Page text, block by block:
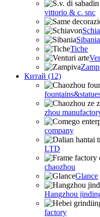
vittorio & c. snc
Sibania
Tiche
Китай (12)
zhou
company
LTD
chaozhou
Glance
Hangzhou
factory